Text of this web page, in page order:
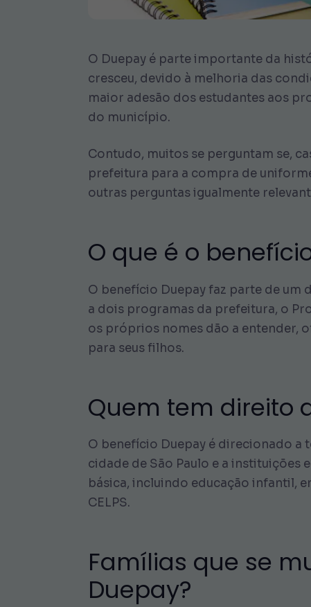
O Duepay é parte importante da
cresceu, devido à melhoria das
maior adesão dos estudantes aos
do município.
Contudo, muitos se perguntam se,
prefeitura para a compra de
outras perguntas igualmente
O que é o
O benefício Duepay faz parte de um
a dois programas da prefeitura, o
os próprios nomes dão a entender,
para seus filhos.
Quem tem direito
O benefício Duepay é direcionado a
cidade de São Paulo e a instituições
básica, incluindo educação infantil,
CELPS.
Famílias que se
Duepay?